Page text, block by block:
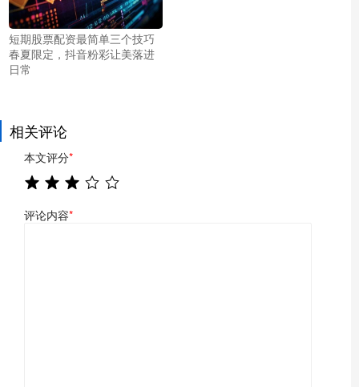
短期股票配资最简单三个技巧
春夏限定，抖音粉彩让美落进
日常
相关评论
本文评分*
评论内容*